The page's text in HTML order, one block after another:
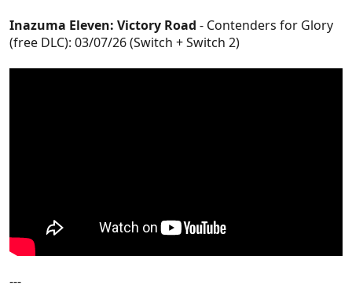
Inazuma Eleven: Victory Road - Contenders for Glory
(free DLC): 03/07/26 (Switch + Switch 2)
---